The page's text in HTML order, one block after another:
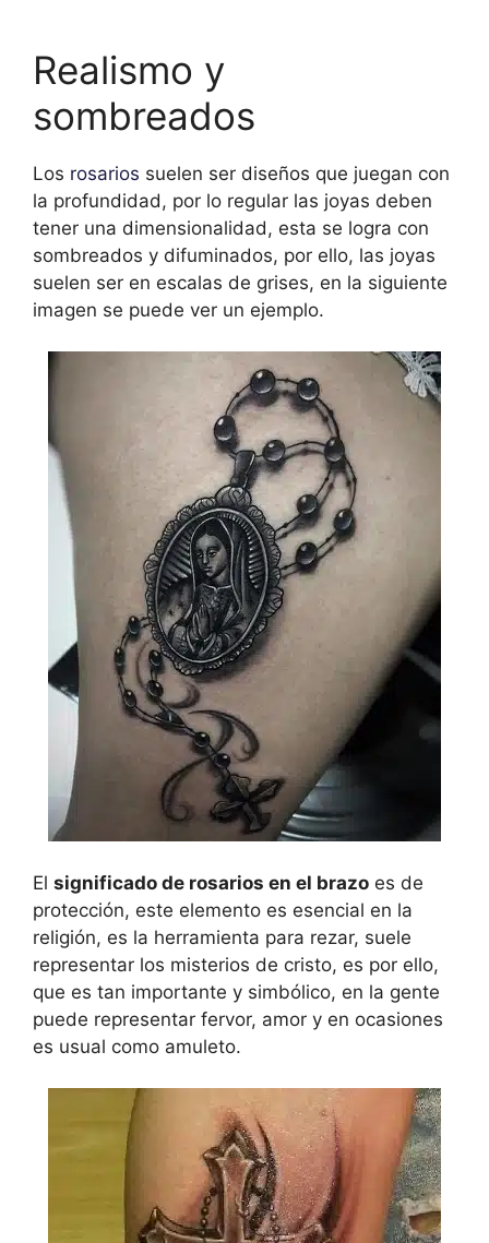
Realismo y
sombreados
Los rosarios suelen ser diseños que juegan con
la profundidad, por lo regular las joyas deben
tener una dimensionalidad, esta se logra con
sombreados y difuminados, por ello, las joyas
suelen ser en escalas de grises, en la siguiente
imagen se puede ver un ejemplo.
El significado de rosarios en el brazo es de
protección, este elemento es esencial en la
religión, es la herramienta para rezar, suele
representar los misterios de cristo, es por ello,
que es tan importante y simbólico, en la gente
puede representar fervor, amor y en ocasiones
es usual como amuleto.